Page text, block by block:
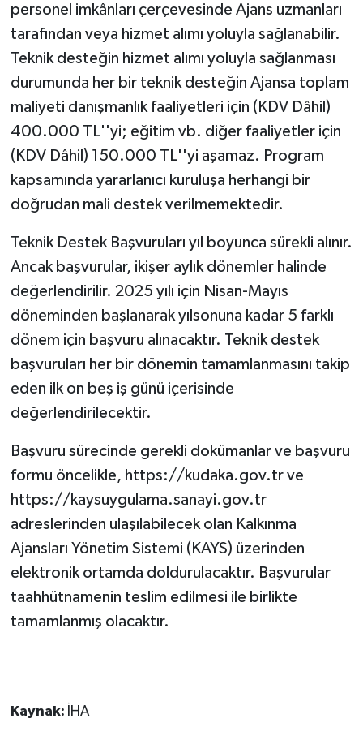
personel imkânları çerçevesinde Ajans uzmanları
tarafından veya hizmet alımı yoluyla sağlanabilir.
Teknik desteğin hizmet alımı yoluyla sağlanması
durumunda her bir teknik desteğin Ajansa toplam
maliyeti danışmanlık faaliyetleri için (KDV Dâhil)
400.000 TL''yi; eğitim vb. diğer faaliyetler için
(KDV Dâhil) 150.000 TL''yi aşamaz. Program
kapsamında yararlanıcı kuruluşa herhangi bir
doğrudan mali destek verilmemektedir.
Teknik Destek Başvuruları yıl boyunca sürekli alınır.
Ancak başvurular, ikişer aylık dönemler halinde
değerlendirilir. 2025 yılı için Nisan-Mayıs
döneminden başlanarak yılsonuna kadar 5 farklı
dönem için başvuru alınacaktır. Teknik destek
başvuruları her bir dönemin tamamlanmasını takip
eden ilk on beş iş günü içerisinde
değerlendirilecektir.
Başvuru sürecinde gerekli dokümanlar ve başvuru
formu öncelikle, https://kudaka.gov.tr ve
https://kaysuygulama.sanayi.gov.tr
adreslerinden ulaşılabilecek olan Kalkınma
Ajansları Yönetim Sistemi (KAYS) üzerinden
elektronik ortamda doldurulacaktır. Başvurular
taahhütnamenin teslim edilmesi ile birlikte
tamamlanmış olacaktır.
Kaynak: İHA